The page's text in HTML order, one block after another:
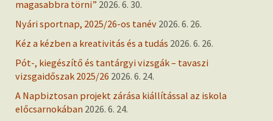
magasabbra törni” 2026. 6. 30.
Nyári sportnap, 2025/26-os tanév 2026. 6. 26.
Kéz a kézben a kreativitás és a tudás 2026. 6. 26.
Pót-, kiegészítő és tantárgyi vizsgák – tavaszi
vizsgaidőszak 2025/26 2026. 6. 24.
A Napbiztosan projekt zárása kiállítással az iskola
előcsarnokában 2026. 6. 24.